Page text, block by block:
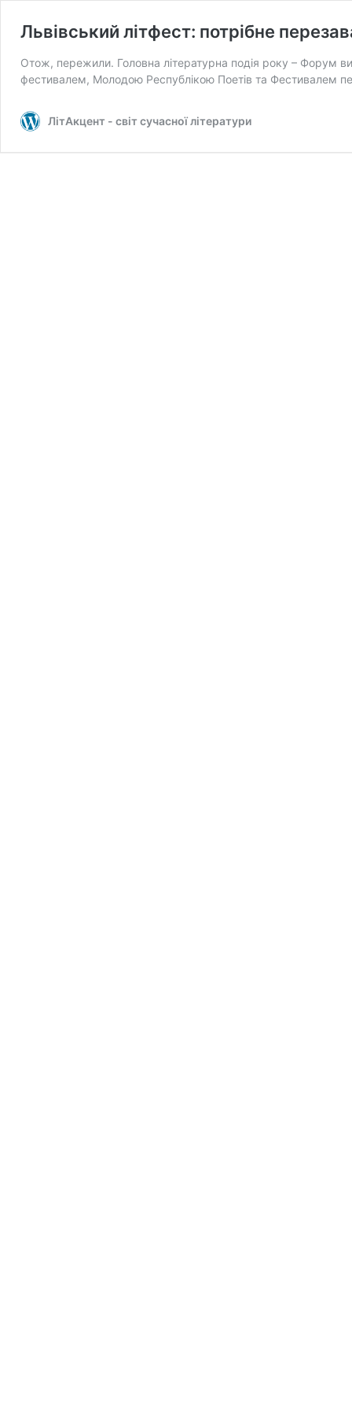
Львівський літфест: потрібне
Отож, пережили. Головна літературна подія року – Форум
фестивалем, Молодою Республікою Поетів та Фестивалем
ЛітАкцент - світ сучасної літератури